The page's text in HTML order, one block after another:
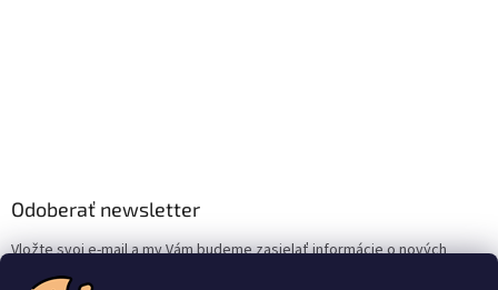
Odoberať newsletter
Vložte svoj e-mail a my Vám budeme zasielať informácie o nových
produktoch na našom e-shope.